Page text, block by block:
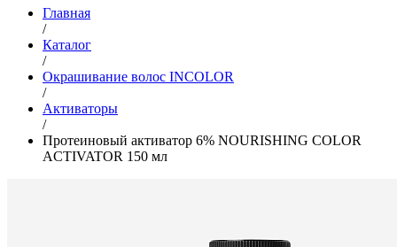
Главная
/
Каталог
/
Окрашивание волос INCOLOR
/
Активаторы
/
Протеиновый активатор 6% NOURISHING COLOR
ACTIVATOR 150 мл